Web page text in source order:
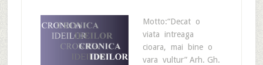
Motto:“Decat o
viata intreaga
cioara, mai bine o
vara vultur” Arh. Gh.